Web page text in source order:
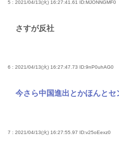
5 : 2021/04/13(火) 16:27:41.61 ID:MJONNGMF0
さすが反社
6 : 2021/04/13(火) 16:27:47.73 ID:9nP0uhAG0
今さら中国進出とかほんとセ
7 : 2021/04/13(火) 16:27:55.97 ID:v25oEexz0